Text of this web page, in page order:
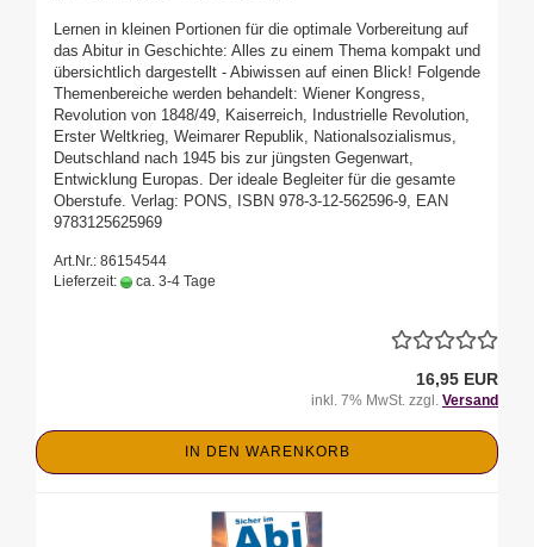
Lernen in kleinen Portionen für die optimale Vorbereitung auf
das Abitur in Geschichte: Alles zu einem Thema kompakt und
übersichtlich dargestellt - Abiwissen auf einen Blick! Folgende
Themenbereiche werden behandelt: Wiener Kongress,
Revolution von 1848/49, Kaiserreich, Industrielle Revolution,
Erster Weltkrieg, Weimarer Republik, Nationalsozialismus,
Deutschland nach 1945 bis zur jüngsten Gegenwart,
Entwicklung Europas. Der ideale Begleiter für die gesamte
Oberstufe. Verlag: PONS, ISBN 978-3-12-562596-9, EAN
9783125625969
Art.Nr.: 86154544
Lieferzeit:
ca. 3-4 Tage
16,95 EUR
inkl. 7% MwSt. zzgl. Versand
IN DEN WARENKORB